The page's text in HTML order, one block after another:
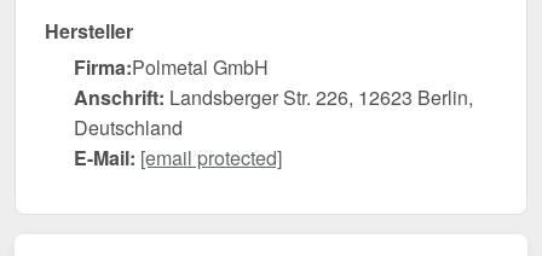
Hersteller
Firma:Polmetal GmbH
Anschrift: Landsberger Str. 226, 12623 Berlin,
Deutschland
E-Mail: [email protected]